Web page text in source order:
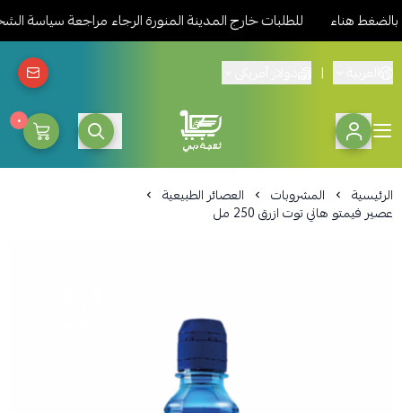
هناء للطلبات خارج المدينة المنورة الرجاء مراجعة سياسة
|
ثلاجة دبي المدينة للمواد
٠
الرئيسية المشروبات العصائر الطبيعية
عصير فيمتو هاني توت ازرق 250 مل